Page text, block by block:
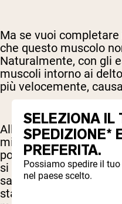
Ma se vuoi
che questo muscolo
Naturalmente, con gli
muscoli intorno ai
più velocemente,
Allenare i deltoidi
migliorare la postura e
posteriori più forti
si arrotondino in
sana (e più attraente).
stabilizzare le spalle e
SELEZIONA IL
SPEDIZIONE*
PREFERITA.
Possiamo spedire il
nel paese scelto.